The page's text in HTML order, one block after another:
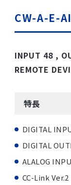
CW-A-E-
INPUT 48 ,
REMOTE
特長
DIGITAL
DIGITAL
ALALOG
CC-Link Ver.2